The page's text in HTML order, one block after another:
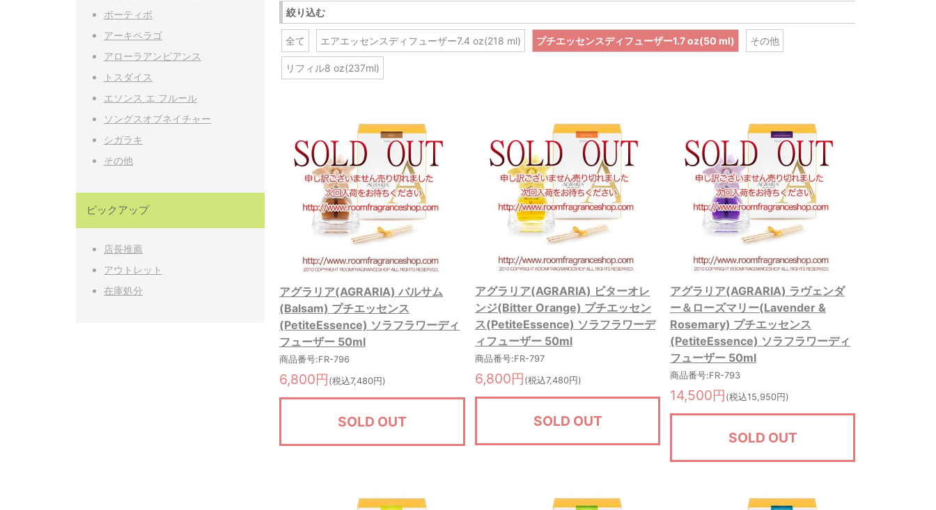
絞り込む
全て エアエッセンスディフューザー7.4 oz(218 ml) プチエッセンスディフューザー1.7 oz(50 ml) その他
リフィル8 oz(237ml)
アグラリア(AGRARIA) バルサム
(Balsam) プチエッセンス
(PetiteEssence) ソラフラワーディ
フューザー 50ml
商品番号:FR-796
6,800円 (税込7,480円)
SOLD OUT
アグラリア(AGRARIA) ビターオレ
ンジ(Bitter Orange) プチエッセン
ス(PetiteEssence) ソラフラワーデ
ィフューザー 50ml
商品番号:FR-797
6,800円 (税込7,480円)
SOLD OUT
アグラリア(AGRARIA) ラヴェンダ
ー＆ローズマリー(Lavender &
Rosemary) プチエッセンス
(PetiteEssence) ソラフラワーディ
フューザー 50ml
商品番号:FR-793
14,500円 (税込15,950円)
SOLD OUT
ボーティボ
アーキペラゴ
アローラアンビアンス
トスダイス
エソンス エ フルール
ソングスオブネイチャー
シガラキ
その他
ピックアップ
店長推薦
アウトレット
在庫処分